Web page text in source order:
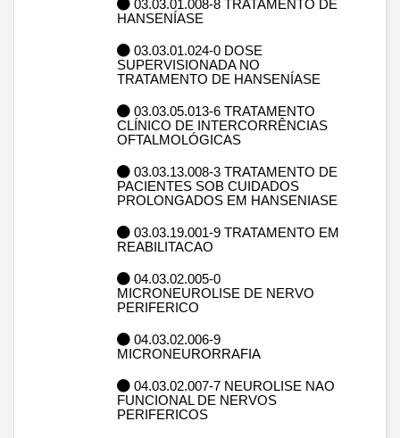
03.03.01.008-8 TRATAMENTO DE
HANSENÍASE
03.03.01.024-0 DOSE
SUPERVISIONADA NO
TRATAMENTO DE HANSENÍASE
03.03.05.013-6 TRATAMENTO
CLÍNICO DE INTERCORRÊNCIAS
OFTALMOLÓGICAS
03.03.13.008-3 TRATAMENTO DE
PACIENTES SOB CUIDADOS
PROLONGADOS EM HANSENIASE
03.03.19.001-9 TRATAMENTO EM
REABILITACAO
04.03.02.005-0
MICRONEUROLISE DE NERVO
PERIFERICO
04.03.02.006-9
MICRONEURORRAFIA
04.03.02.007-7 NEUROLISE NAO
FUNCIONAL DE NERVOS
PERIFERICOS